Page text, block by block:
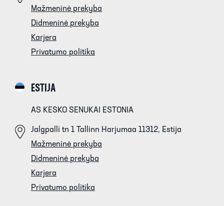
Mažmeninė prekyba
Didmeninė prekyba
Karjera
Privatumo politika
ESTIJA
AS KESKO SENUKAI ESTONIA
Jalgpalli tn 1 Tallinn Harjumaa 11312, Estija
Mažmeninė prekyba
Didmeninė prekyba
Karjera
Privatumo politika